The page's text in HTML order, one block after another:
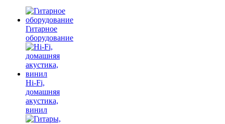
Гитарное
оборудование
Hi-Fi,
домашняя
акустика,
винил